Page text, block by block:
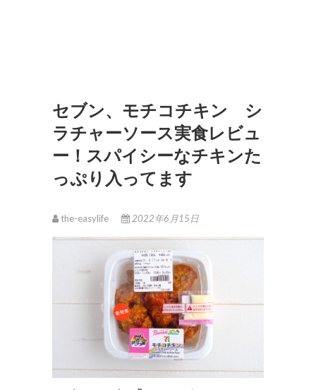
セブン、モチコチキン シ
ラチャーソース実食レビュ
ー！スパイシーなチキンた
っぷり入ってます
the-easylife 2022年6月15日